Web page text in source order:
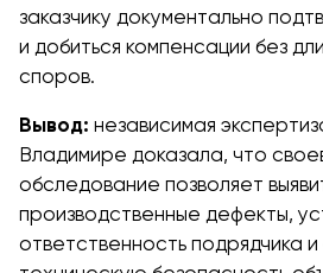
заказчику документально
и добиться компенсации без
споров.
Вывод: независимая
Владимире доказала, что
обследование позволяет
производственные дефекты,
ответственность подрядчика